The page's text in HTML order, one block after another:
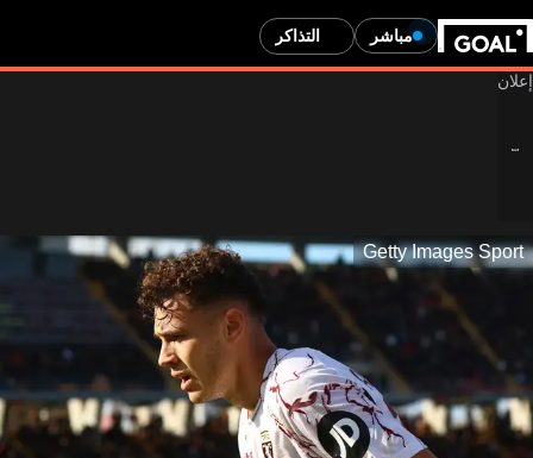
مباشر التذاكر
Getty Images Sport